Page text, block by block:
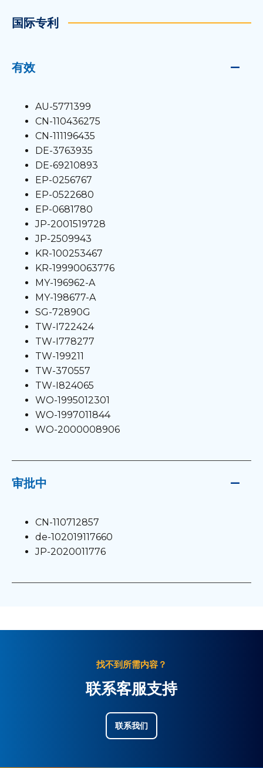
国际专利
有效
AU-5771399
CN-110436275
CN-111196435
DE-3763935
DE-69210893
EP-0256767
EP-0522680
EP-0681780
JP-2001519728
JP-2509943
KR-100253467
KR-19990063776
MY-196962-A
MY-198677-A
SG-72890G
TW-I722424
TW-I778277
TW-199211
TW-370557
TW-I824065
WO-1995012301
WO-1997011844
WO-2000008906
审批中
CN-110712857
de-102019117660
JP-2020011776
找不到所需内容？
联系客服支持
联系我们